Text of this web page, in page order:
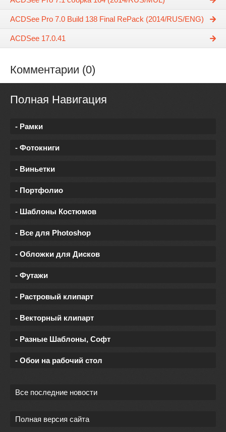
ACDSee Pro 7.0 Build 138 Final RePack (2014/RUS/ENG)
ACDSee 17.0.41
Комментарии (0)
Полная Навигация
- Рамки
- Фотокниги
- Виньетки
- Портфолио
- Шаблоны Костюмов
- Все для Photoshop
- Обложки для Дисков
- Футажи
- Растровый клипарт
- Векторный клипарт
- Разные Шаблоны, Софт
- Обои на рабочий стол
Все последние новости
Полная версия сайта